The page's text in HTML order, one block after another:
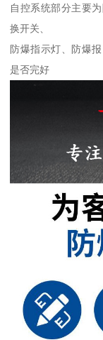
自控系统部分主要
换开关、
防爆指示灯、防爆
是否完好